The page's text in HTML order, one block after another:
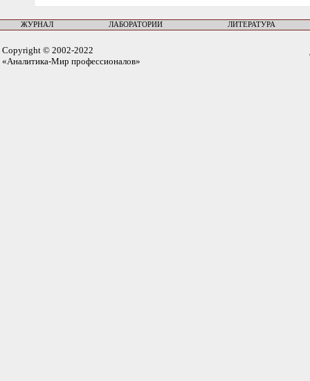
ЖУРНАЛ ЛАБОРАТОРИИ ЛИТЕРАТУРА
Copyright © 2002-2022
«Аналитика-Мир профессионалов»